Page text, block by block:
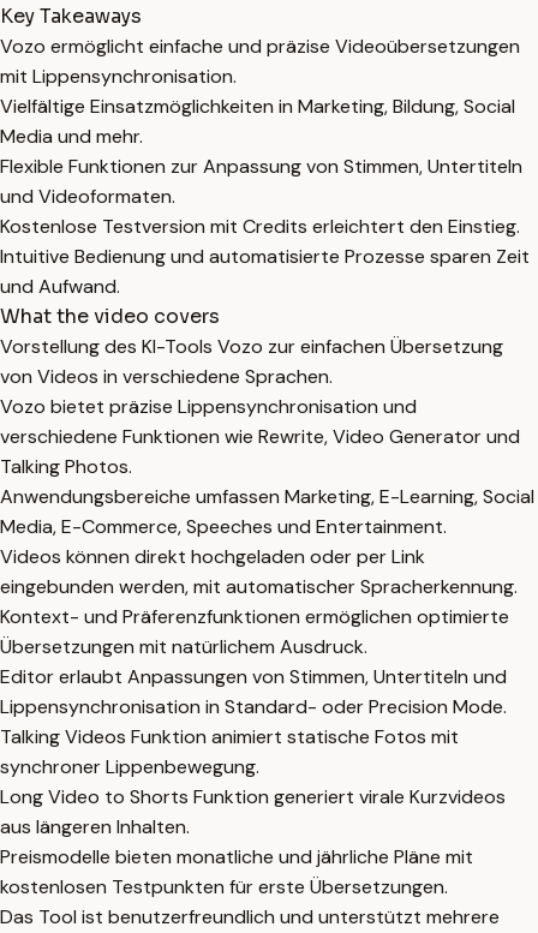
Key Takeaways
Vozo ermöglicht einfache und präzise Videoübersetzungen
mit Lippensynchronisation.
Vielfältige Einsatzmöglichkeiten in Marketing, Bildung, Social
Media und mehr.
Flexible Funktionen zur Anpassung von Stimmen, Untertiteln
und Videoformaten.
Kostenlose Testversion mit Credits erleichtert den Einstieg.
Intuitive Bedienung und automatisierte Prozesse sparen Zeit
und Aufwand.
What the video covers
Vorstellung des KI-Tools Vozo zur einfachen Übersetzung
von Videos in verschiedene Sprachen.
Vozo bietet präzise Lippensynchronisation und
verschiedene Funktionen wie Rewrite, Video Generator und
Talking Photos.
Anwendungsbereiche umfassen Marketing, E-Learning, Social
Media, E-Commerce, Speeches und Entertainment.
Videos können direkt hochgeladen oder per Link
eingebunden werden, mit automatischer Spracherkennung.
Kontext- und Präferenzfunktionen ermöglichen optimierte
Übersetzungen mit natürlichem Ausdruck.
Editor erlaubt Anpassungen von Stimmen, Untertiteln und
Lippensynchronisation in Standard- oder Precision Mode.
Talking Videos Funktion animiert statische Fotos mit
synchroner Lippenbewegung.
Long Video to Shorts Funktion generiert virale Kurzvideos
aus längeren Inhalten.
Preismodelle bieten monatliche und jährliche Pläne mit
kostenlosen Testpunkten für erste Übersetzungen.
Das Tool ist benutzerfreundlich und unterstützt mehrere